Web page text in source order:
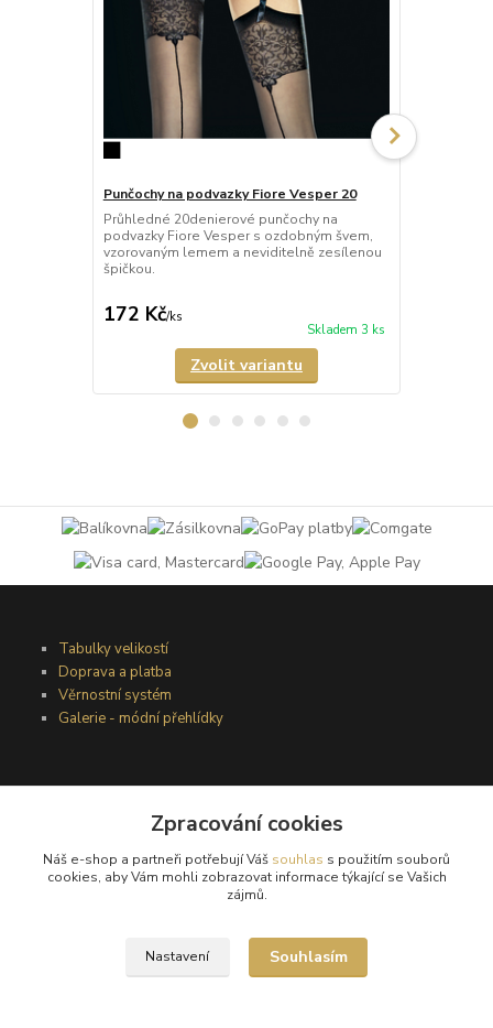
Punčochy na podvazky Fiore Vesper 20
Průhledné 20denierové punčochy na
podvazky Fiore Vesper s ozdobným švem,
vzorovaným lemem a neviditelně zesílenou
špičkou.
172 Kč/ks
Skladem 3 ks
Zvolit variantu
Tabulky velikostí
Doprava a platba
Věrnostní systém
Galerie - módní přehlídky
Obchodní podmínky
Ochrana osobních údajů
Kontakty
Reklamační řád
Zpracování cookies
Náš e-shop a partneři potřebují Váš souhlas s použitím souborů
cookies, aby Vám mohli zobrazovat informace týkající se Vašich
zájmů.
Nastavení Souhlasím